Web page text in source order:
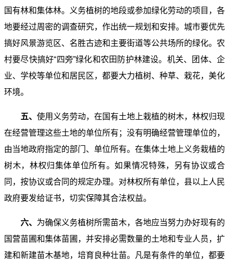
国有林和集体林。义务植树的地段或参加绿化劳动的项目，各
地要经过周密的调查研究，作出统一规划和安排。城市要优先
搞好风景游览区、名胜古迹和主要街道等公共场所的绿化。农
村要尽快搞好“四旁”绿化和农田防护林建设。机关、团体、企
业、学校等单位和居民区，都要大力植树、种草、栽花，美化
环境。
五、 使用义务劳动，在国有土地上栽植的树木，林权归现
在经营管理这些土地的单位所有；没有明确经营管理单位的，
由当地政府指定的部门、单位所有。在集体土地上义务栽植的
树木，林权归集体单位所有。如果情况特殊，另有协议或合
同，按协议或合同的规定办理。对林权所有单位，县以上人民
政府要发给证书，切实保障其合法权益。
六、 为确保义务植树所需苗木，各地应当努力办好现有的
国营苗圃和集体苗圃，并安排必需数量的土地和专业人员，扩
建和新建苗木基地，培育良种壮苗。凡是有条件的单位，都要